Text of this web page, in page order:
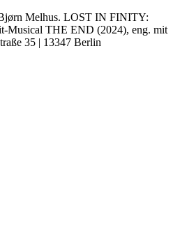
Melhus. LOST IN FINITY:
Musical THE END (2024), eng. mit
35 | 13347 Berlin